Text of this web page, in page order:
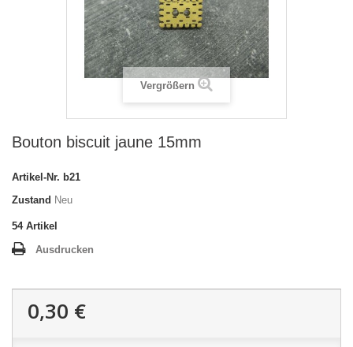
Vergrößern
Bouton biscuit jaune 15mm
Artikel-Nr. b21
Zustand Neu
54 Artikel
Ausdrucken
0,30 €